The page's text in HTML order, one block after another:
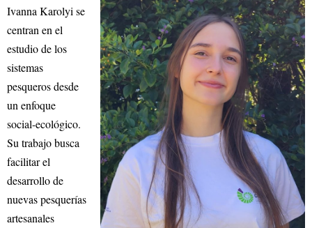
Ivanna Karolyi se
centran en el
estudio de los
sistemas
pesqueros desde
un enfoque
social-ecológico.
Su trabajo busca
facilitar el
desarrollo de
nuevas pesquerías
artesanales